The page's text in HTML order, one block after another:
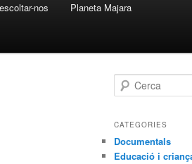
nos Planeta Majara
e
c
CATEGORIES
Documentals
Educació i